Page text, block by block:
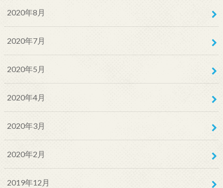
2020年8月
2020年7月
2020年5月
2020年4月
2020年3月
2020年2月
2019年12月